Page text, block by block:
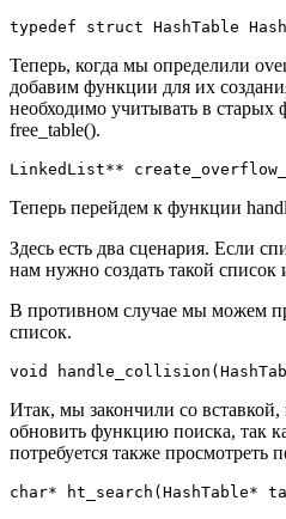
typedef struct HashTable
Теперь, когда мы определили
добавим функции для их
необходимо учитывать в старых
free_table().
LinkedList**
Теперь перейдем к функции
Здесь есть два сценария. Если
нам нужно создать такой список
В противном случае мы можем
список.
void
Итак, мы закончили со
обновить функцию поиска, так
потребуется также просмотреть
char*